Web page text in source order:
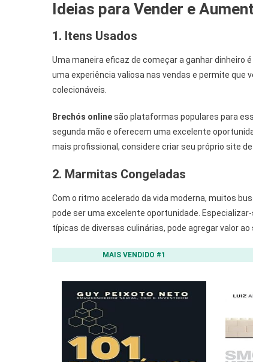
Ideias para Vender e
1. Itens Usados
Uma maneira eficaz de começar a ganhar dinheiro
uma experiência valiosa nas vendas e permite
colecionáveis.
Brechós onlinesão plataformas populares para
segunda mão e oferecem uma excelente
mais profissional, considere criar seu próprio site
2. Marmitas Congeladas
Com o ritmo acelerado da vida moderna, muitos
pode ser uma excelente oportunidade.
típicas de diversas culinárias, pode agregar valor ao
MAIS VENDIDO #1